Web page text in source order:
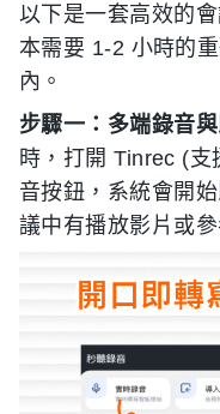
以下是一套高效的
本需要 1-2 小時的
內。
步驟一：多端錄音
時，打開 Tinrec (
音按鈕，系統會開
議中有播放影片或